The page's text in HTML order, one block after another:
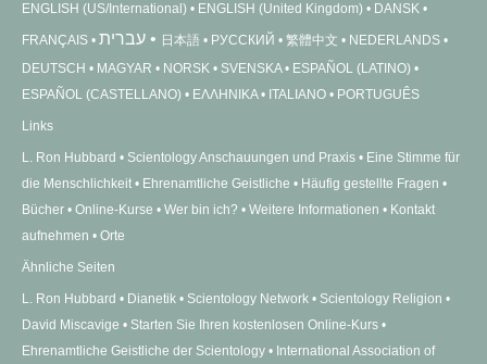
ENGLISH (US/International) ENGLISH (United Kingdom) DANSK
FRANÇAIS עברית 日本語 РУССКИЙ 繁體中文
NEDERLANDS
DEUTSCH
MAGYAR NORSK SVENSKA
ESPAÑOL (LATINO)
ESPAÑOL (CASTELLANO)
ΕΛΛΗΝΙΚA ITALIANO PORTUGUÊS
Links
L. Ron Hubbard Scientology Anschauungen und Praxis
Eine Stimme für
die Menschlichkeit
Ehrenamtliche Geistliche
Häufig gestellte Fragen
Bücher
Online-Kurse Wer bin ich? Weitere Informationen
Kontakt
aufnehmen
Orte
Ähnliche Seiten
L. Ron Hubbard Dianetik Scientology Network
Scientology Religion
David Miscavige
Starten Sie Ihren kostenlosen Online-Kurs
Ehrenamtliche Geistliche der Scientology
International Association of